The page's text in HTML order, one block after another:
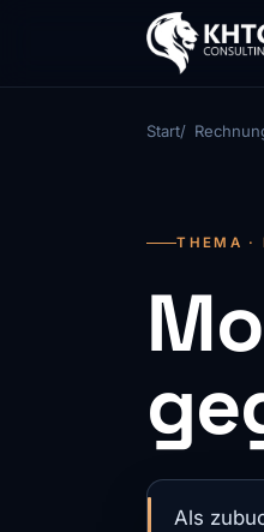
Start
THEMA ·
Als